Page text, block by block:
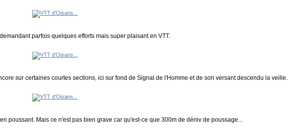
parfois quelques efforts mais super plaisant en VTT.
sur certaines courtes sections, ici sur fond de Signal de l'Homme et de son versant descendu la veille.
poussant. Mais ce n'est pas bien grave car qu'est-ce que 300m de déniv de poussage...